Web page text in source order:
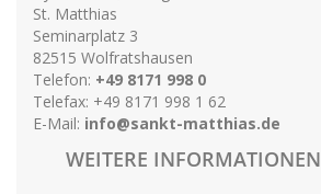
St. Matthias
Seminarplatz 3
82515 Wolfratshausen
Telefon: +49 8171 998 0
Telefax: +49 8171 998 1 62
E-Mail: info@sankt-matthias.de
WEITERE INFORMATIONEN